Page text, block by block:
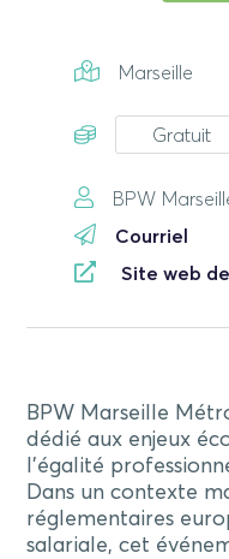
Marseille
Gratuit
BPW
Courriel
Site web
BPW Marseille
dédié aux enjeux
l’égalité
Dans un contexte
réglementaires
salariale, cet